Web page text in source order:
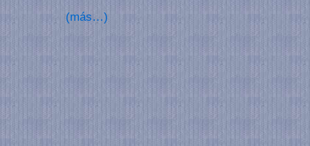
(más…)